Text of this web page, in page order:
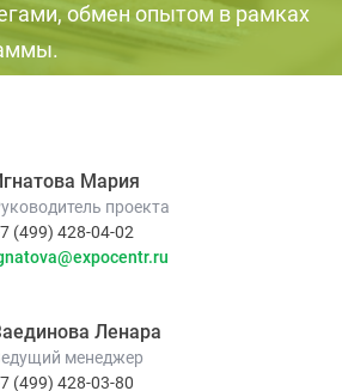
обмен опытом в рамках
Мария
проекта
(499) 428-04-02
Ленара
менеджер
(499) 428-03-80